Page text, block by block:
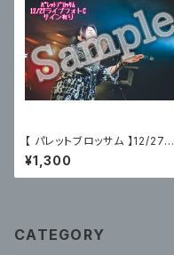
【 パレットブロッサム 】12/27主
催ライブフォトC〈サイン有〉
¥1,300
CATEGORY